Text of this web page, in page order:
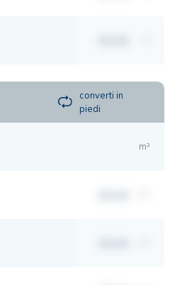
converti in
piedi
m²